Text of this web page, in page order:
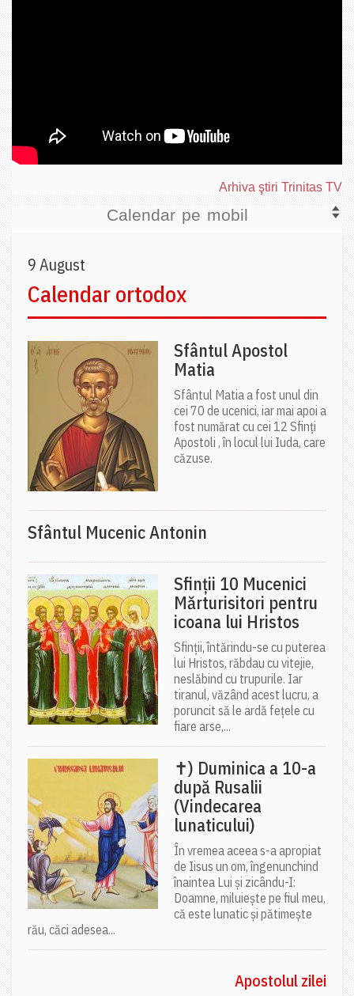
Arhiva ştiri Trinitas TV
Calendar pe mobil
9 August
Calendar ortodox
Sfântul Apostol
Matia
Sfântul Matia a fost unul din
cei 70 de ucenici, iar mai apoi a
fost numărat cu cei 12 Sfinți
Apostoli , în locul lui Iuda, care
căzuse.
Sfântul Mucenic Antonin
Sfinții 10 Mucenici
Mărturisitori pentru
icoana lui Hristos
Sfinții, întărindu-se cu puterea
lui Hristos, răbdau cu vitejie,
neslăbind cu trupurile. Iar
tiranul, văzând acest lucru, a
poruncit să le ardă fețele cu
fiare arse,...
✝) Duminica a 10-a
după Rusalii
(Vindecarea
lunaticului)
În vremea aceea s-a apropiat
de Iisus un om, îngenunchind
înaintea Lui și zicându-I:
Doamne, miluiește pe fiul meu,
că este lunatic și pătimește
rău, căci adesea...
Apostolul zilei